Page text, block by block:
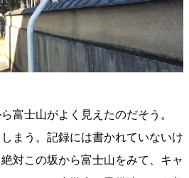
富士山がよく見えたのだそう。
まう。記録には書かれていないけ
対この坂から富士山をみて、キャ